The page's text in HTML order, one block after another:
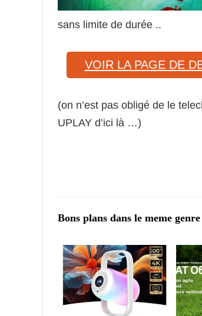
sans limite de durée ..
VOIR LA PAGE DE
(on n’est pas obligé de le
UPLAY d’ici là …)
Bons plans dans le meme genre